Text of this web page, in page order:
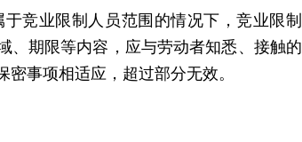
竞业限制人员范围的情况下，竞业限制
、期限等内容，应与劳动者知悉、接触的
事项相适应，超过部分无效。